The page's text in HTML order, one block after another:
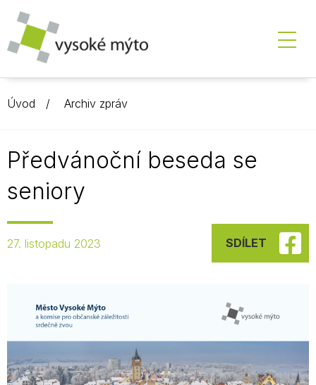
Úvod Archiv zpráv
Předvánoční beseda se
seniory
27. listopadu 2023 SDÍLET